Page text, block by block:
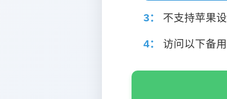
3： 不支持苹果
4： 访问以下备